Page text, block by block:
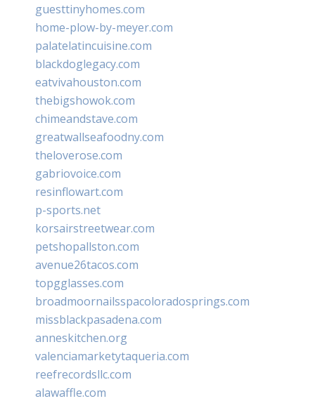
guesttinyhomes.com
home-plow-by-meyer.com
palatelatincuisine.com
blackdoglegacy.com
eatvivahouston.com
thebigshowok.com
chimeandstave.com
greatwallseafoodny.com
theloverose.com
gabriovoice.com
resinflowart.com
p-sports.net
korsairstreetwear.com
petshopallston.com
avenue26tacos.com
topgglasses.com
broadmoornailsspacoloradosprings.com
missblackpasadena.com
anneskitchen.org
valenciamarketytaqueria.com
reefrecordsllc.com
alawaffle.com